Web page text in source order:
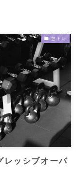
筋トレ
ッシブオーバ